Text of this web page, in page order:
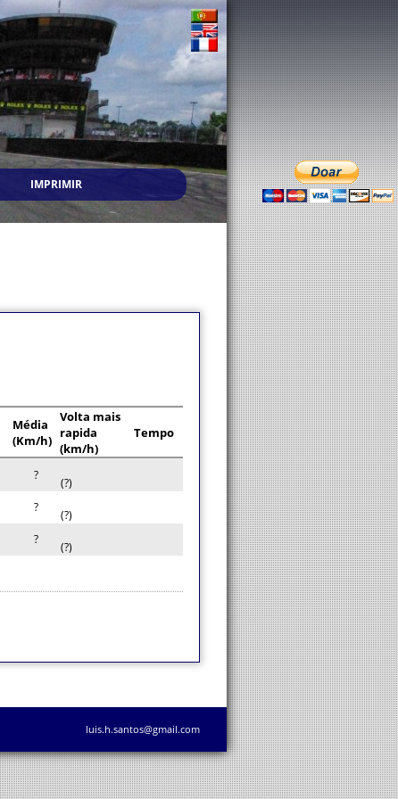
IMPRIMIR
Média
(Km/h)
Volta mais
rapida
(km/h)
Tempo
?
(?)
?
(?)
?
(?)
luis.h.santos@gmail.com